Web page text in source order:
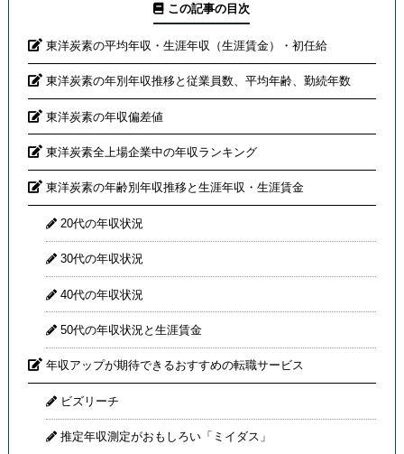
この記事の目次
東洋炭素の平均年収・生涯年収（生涯賃金）・初任給
東洋炭素の年別年収推移と従業員数、平均年齢、勤続年数
東洋炭素の年収偏差値
東洋炭素全上場企業中の年収ランキング
東洋炭素の年齢別年収推移と生涯年収・生涯賃金
20代の年収状況
30代の年収状況
40代の年収状況
50代の年収状況と生涯賃金
年収アップが期待できるおすすめの転職サービス
ビズリーチ
推定年収測定がおもしろい「ミイダス」